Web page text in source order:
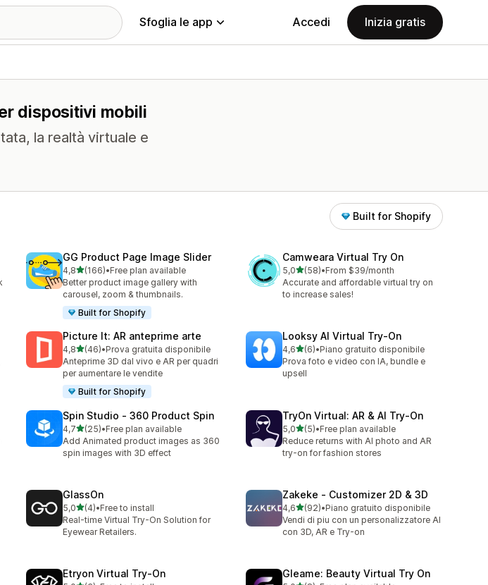
Sfoglia le app Accedi Inizia gratis
dispositivi mobili
la realtà virtuale e
Built for Shopify
GG Product Page Image Slider
4,8stelle su 5
(166)
166 recensioni totali
•Free plan available
Better product image gallery with
carousel, zoom & thumbnails.
Built for Shopify
Camweara Virtual Try On
5,0stelle su 5
(58)
58 recensioni totali
•From $39/month
Accurate and affordable virtual try on
to increase sales!
Picture It: AR anteprime arte
4,8stelle su 5
(46)
46 recensioni totali
•Prova gratuita disponibile
Anteprime 3D dal vivo e AR per quadri
per aumentare le vendite
Built for Shopify
Looksy AI Virtual Try‑On
4,6stelle su 5
(6)
6 recensioni totali
•Piano gratuito disponibile
Prova foto e video con IA, bundle e
upsell
Spin Studio ‑ 360 Product Spin
4,7stelle su 5
(25)
25 recensioni totali
•Free plan available
Add Animated product images as 360
spin images with 3D effect
TryOn Virtual: AR & AI Try‑On
5,0stelle su 5
(5)
5 recensioni totali
•Free plan available
Reduce returns with AI photo and AR
try-on for fashion stores
GlassOn
5,0stelle su 5
(4)
4 recensioni totali
•Free to install
Real-time Virtual Try-On Solution for
Eyewear Retailers.
Zakeke ‑ Customizer 2D & 3D
4,6stelle su 5
(92)
92 recensioni totali
•Piano gratuito disponibile
Vendi di piu con un personalizzatore AI
con 3D, AR e Try-on
Etryon Virtual Try‑On Gleame: Beauty Virtual Try On